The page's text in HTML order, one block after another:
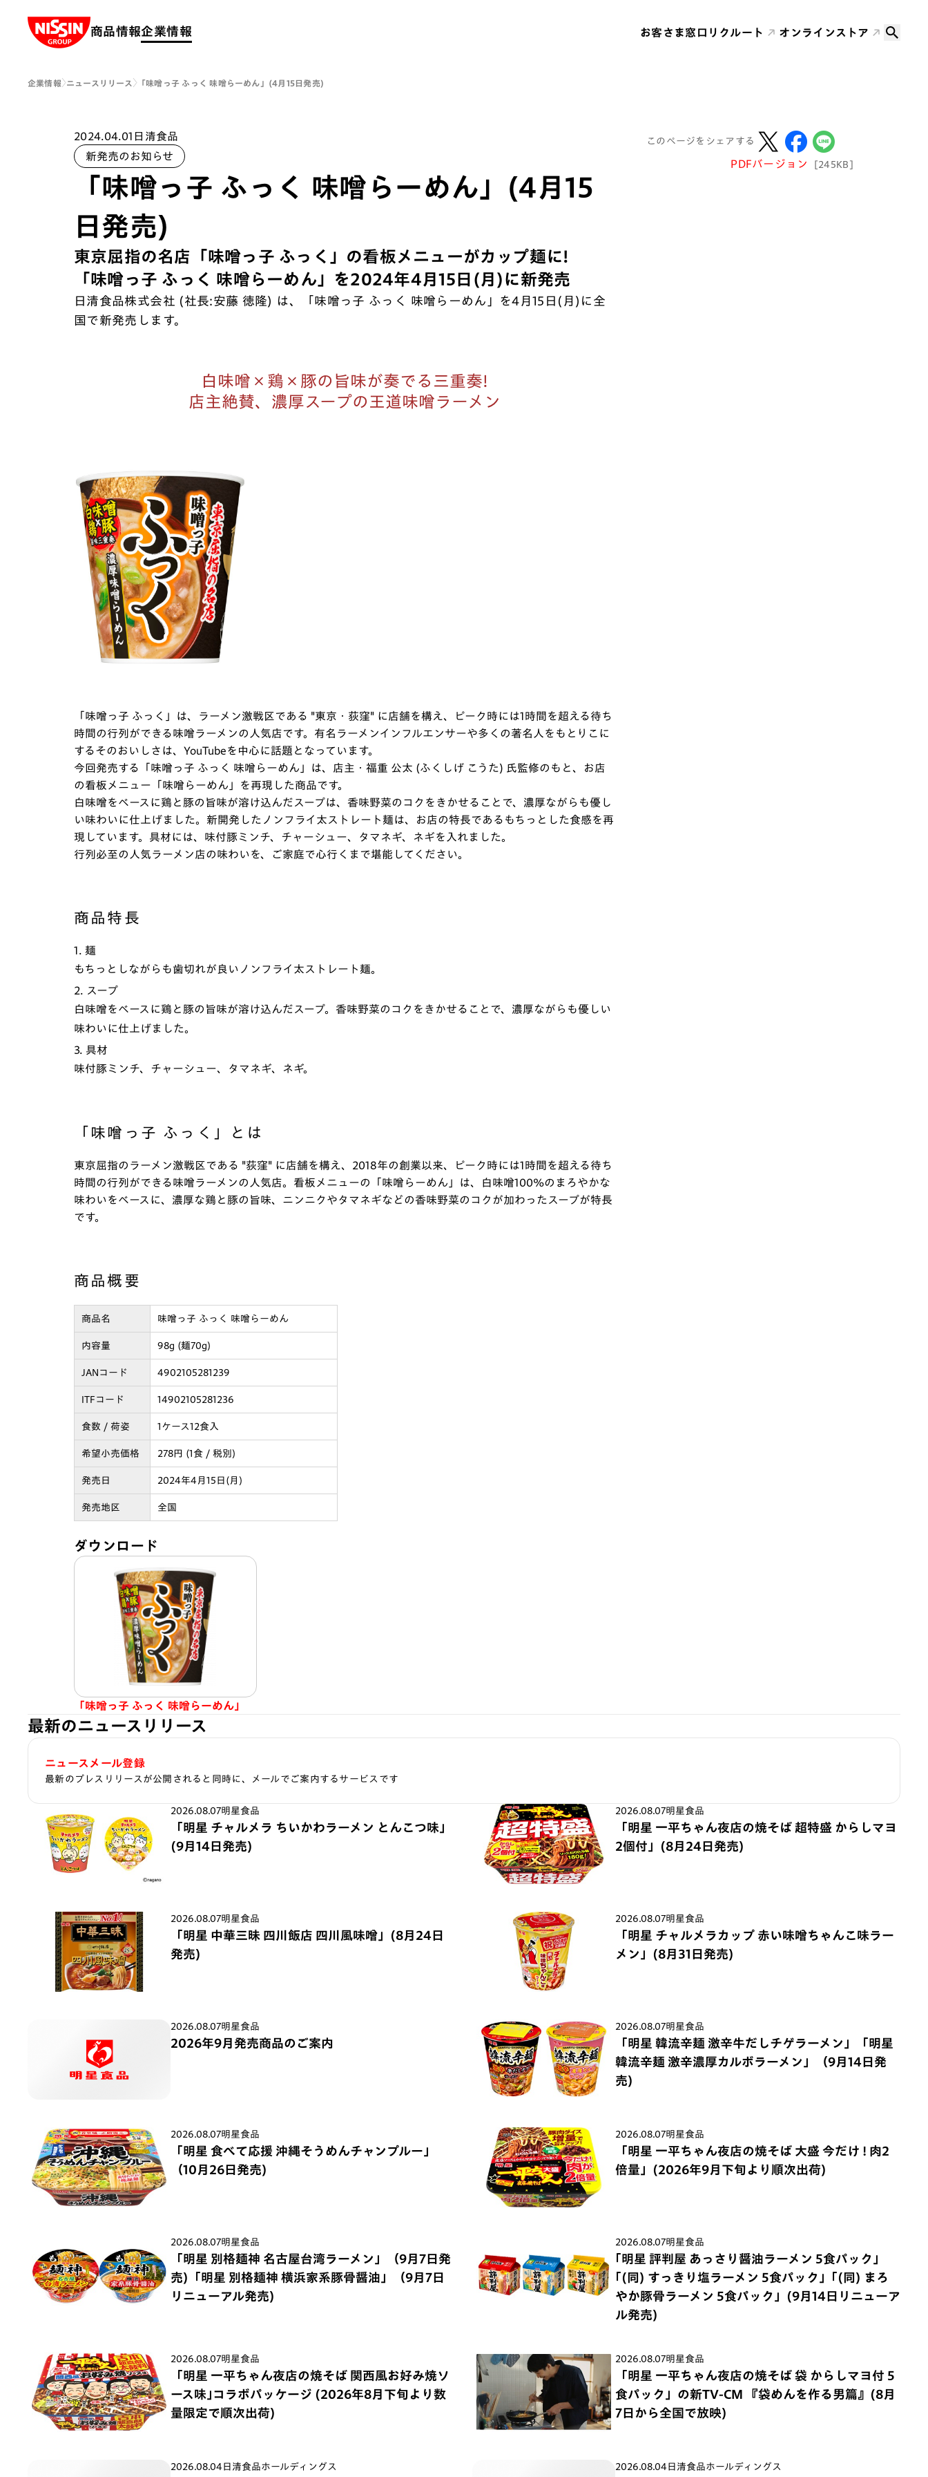
Nissin Group
商品情報企業情報 お客さま窓口 リクルート オンラインストア
企業情報 ニュースリリース 「味噌っ子 ふっく 味噌らーめん」(4月15日発売)
2024.04.01 日清食品
新発売のお知らせ
「味噌っ子 ふっく 味噌らーめん」(4月15
日発売)
東京屈指の名店「味噌っ子 ふっく」の看板メニューがカップ麺に!
「味噌っ子 ふっく 味噌らーめん」を2024年4月15日(月)に新発売
日清食品株式会社 (社長:安藤 徳隆) は、「味噌っ子 ふっく 味噌らーめん」を4月15日(月)に全
国で新発売します。
白味噌×鶏×豚の旨味が奏でる三重奏!
店主絶賛、濃厚スープの王道味噌ラーメン
「味噌っ子 ふっく」は、ラーメン激戦区である "東京・荻窪" に店舗を構え、ピーク時には1時間を超える待ち
時間の行列ができる味噌ラーメンの人気店です。有名ラーメンインフルエンサーや多くの著名人をもとりこに
するそのおいしさは、YouTubeを中心に話題となっています。
今回発売する「味噌っ子 ふっく 味噌らーめん」は、店主・福重 公太 (ふくしげ こうた) 氏監修のもと、お店
の看板メニュー「味噌らーめん」を再現した商品です。
白味噌をベースに鶏と豚の旨味が溶け込んだスープは、香味野菜のコクをきかせることで、濃厚ながらも優し
い味わいに仕上げました。新開発したノンフライ太ストレート麺は、お店の特長であるもちっとした食感を再
現しています。具材には、味付豚ミンチ、チャーシュー、タマネギ、ネギを入れました。
行列必至の人気ラーメン店の味わいを、ご家庭で心行くまで堪能してください。
商品特長
1. 麺
もちっとしながらも歯切れが良いノンフライ太ストレート麺。
2. スープ
白味噌をベースに鶏と豚の旨味が溶け込んだスープ。香味野菜のコクをきかせることで、濃厚ながらも優しい
味わいに仕上げました。
3. 具材
味付豚ミンチ、チャーシュー、タマネギ、ネギ。
「味噌っ子 ふっく」とは
東京屈指のラーメン激戦区である "荻窪" に店舗を構え、2018年の創業以来、ピーク時には1時間を超える待ち
時間の行列ができる味噌ラーメンの人気店。看板メニューの「味噌らーめん」は、白味噌100%のまろやかな
味わいをベースに、濃厚な鶏と豚の旨味、ニンニクやタマネギなどの香味野菜のコクが加わったスープが特長
です。
商品概要
商品名 味噌っ子 ふっく 味噌らーめん
内容量 98g (麺70g)
JANコード 4902105281239
ITFコード 14902105281236
食数 / 荷姿 1ケース12食入
希望小売価格 278円 (1食 / 税別)
発売日 2024年4月15日(月)
発売地区 全国
このページをシェアする
PDFバージョン [245KB]
ダウンロード
「味噌っ子 ふっく 味噌らーめん」
最新のニュースリリース
ニュースメール登録
最新のプレスリリースが公開されると同時に、メールでご案内するサービスです
2026.08.07明星食品
「明星 チャルメラ ちいかわラーメン とんこつ味」
(9月14日発売)
2026.08.07明星食品
「明星 一平ちゃん夜店の焼そば 超特盛 からしマヨ
2個付」(8月24日発売)
2026.08.07明星食品
「明星 中華三昧 四川飯店 四川風味噌」(8月24日
発売)
2026.08.07明星食品
「明星 チャルメラカップ 赤い味噌ちゃんこ味ラー
メン」(8月31日発売)
2026.08.07明星食品
2026年9月発売商品のご案内
2026.08.07明星食品
「明星 韓流辛麺 激辛牛だしチゲラーメン」「明星
韓流辛麺 激辛濃厚カルボラーメン」（9月14日発
売)
2026.08.07明星食品
「明星 食べて応援 沖縄そうめんチャンプルー」
（10月26日発売)
2026.08.07明星食品
「明星 一平ちゃん夜店の焼そば 大盛 今だけ ! 肉2
倍量」(2026年9月下旬より順次出荷)
2026.08.07明星食品
「明星 別格麺神 名古屋台湾ラーメン」（9月7日発
売)「明星 別格麺神 横浜家系豚骨醤油」（9月7日
リニューアル発売)
2026.08.07明星食品
｢明星 評判屋 あっさり醤油ラーメン 5食パック」
｢(同) すっきり塩ラーメン 5食パック」｢(同) まろ
やか豚骨ラーメン 5食パック」(9月14日リニューア
ル発売)
2026.08.07明星食品
「明星 一平ちゃん夜店の焼そば 関西風お好み焼ソ
ース味｣コラボパッケージ (2026年8月下旬より数
量限定で順次出荷)
2026.08.07明星食品
「明星 一平ちゃん夜店の焼そば 袋 からしマヨ付 5
食パック」の新TV-CM 『袋めんを作る男篇』(8月
7日から全国で放映)
2026.08.04 日清食品ホールディングス 2026.08.04 日清食品ホールディングス